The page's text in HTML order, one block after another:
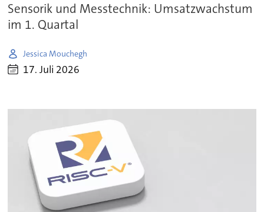
Sensorik und Messtechnik: Umsatzwachstum
im 1. Quartal
Jessica Mouchegh
17. Juli 2026